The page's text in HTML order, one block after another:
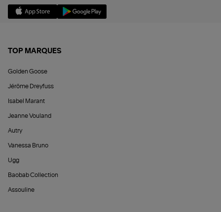
TOP MARQUES
Golden Goose
Jérôme Dreyfuss
Isabel Marant
Jeanne Vouland
Autry
Vanessa Bruno
Ugg
Baobab Collection
Assouline